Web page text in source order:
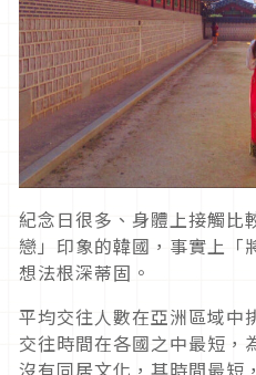
紀念日很多、身體上接觸比
戀」印象的韓國，事實上「
想法根深蒂固。
平均交往人數在亞洲區域中
交往時間在各國之中最短，
沒有同居文化，其時間最短